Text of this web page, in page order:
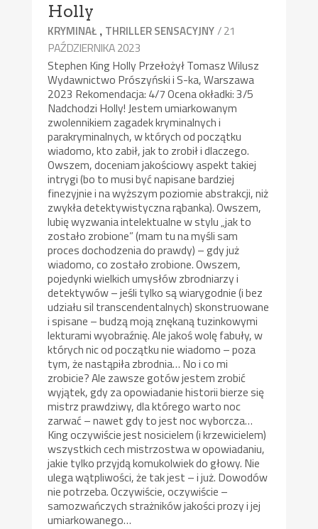
Holly
KRYMINAŁ , THRILLER SENSACYJNY/ 21
PAŹDZIERNIKA 2023
Stephen King Holly Przełożył Tomasz Wilusz
Wydawnictwo Prószyński i S-ka, Warszawa
2023 Rekomendacja: 4/7 Ocena okładki: 3/5
Nadchodzi Holly! Jestem umiarkowanym
zwolennikiem zagadek kryminalnych i
parakryminalnych, w których od początku
wiadomo, kto zabił, jak to zrobił i dlaczego.
Owszem, doceniam jakościowy aspekt takiej
intrygi (bo to musi być napisane bardziej
finezyjnie i na wyższym poziomie abstrakcji, niż
zwykła detektywistyczna rąbanka). Owszem,
lubię wyzwania intelektualne w stylu „jak to
zostało zrobione” (mam tu na myśli sam
proces dochodzenia do prawdy) – gdy już
wiadomo, co zostało zrobione. Owszem,
pojedynki wielkich umysłów zbrodniarzy i
detektywów – jeśli tylko są wiarygodnie (i bez
udziału sil transcendentalnych) skonstruowane
i spisane – budzą moją znękaną tuzinkowymi
lekturami wyobraźnię. Ale jakoś wolę fabuły, w
których nic od początku nie wiadomo – poza
tym, że nastąpiła zbrodnia… No i co mi
zrobicie? Ale zawsze gotów jestem zrobić
wyjątek, gdy za opowiadanie historii bierze się
mistrz prawdziwy, dla którego warto noc
zarwać – nawet gdy to jest noc wyborcza…
King oczywiście jest nosicielem (i krzewicielem)
wszystkich cech mistrzostwa w opowiadaniu,
jakie tylko przyjdą komukolwiek do głowy. Nie
ulega wątpliwości, że tak jest – i już. Dowodów
nie potrzeba. Oczywiście, oczywiście –
samozwańczych strażników jakości prozy i jej
umiarkowanego…